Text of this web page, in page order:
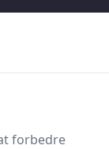
forbedre